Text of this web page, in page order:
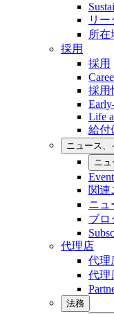
リ
所在
採用
採用
採用
Life
給付
ニュース、
ニュ
関連
ニュ
ブロ
代理店
代理
代理
法務